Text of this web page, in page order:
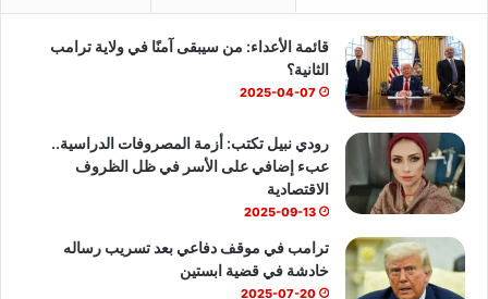
و
ك
T
u
e
ا
ب
قائمة الأعداء: من سيبقى آمنًا في ولاية ترامب
الثانية؟
2025-04-07
رودي نبيل تكتب: أزمة المصروفات الدراسية..
عبء إضافي على الأسر في ظل الظروف
الاقتصادية
2025-09-13
ترامب في موقف دفاعي بعد تسريب رساله
خادشة في قضية ابستين
2025-07-20